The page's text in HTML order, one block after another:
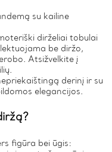
su kailine
dirželiai tobulai
be diržo,
Atsižvelkite į
derinį ir su
elegancijos.
figūra bei ūgis: